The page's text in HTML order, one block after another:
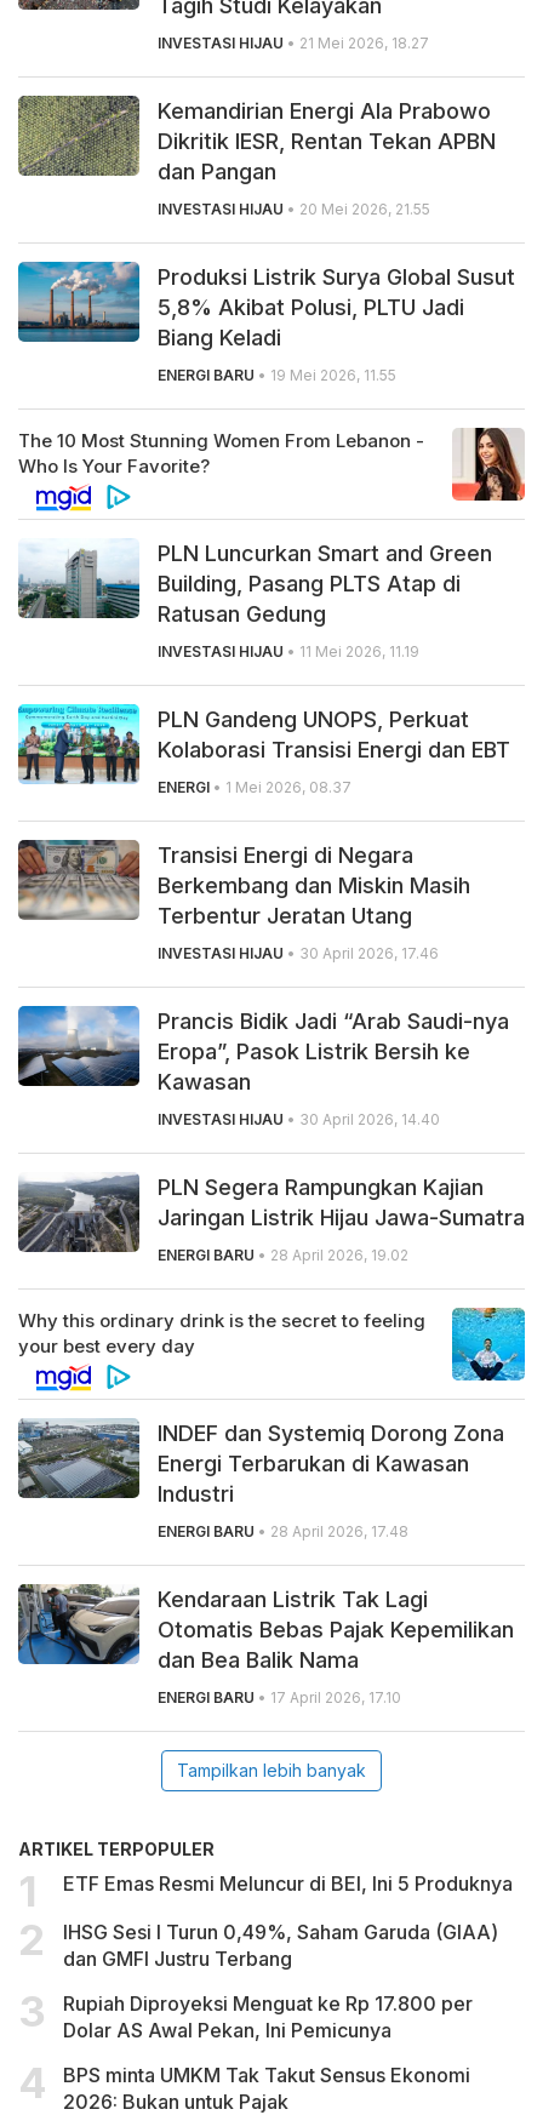
Tagih Studi Kelayakan
INVESTASI HIJAU • 21 Mei 2026, 18.27
Kemandirian Energi Ala Prabowo
Dikritik IESR, Rentan Tekan APBN
dan Pangan
INVESTASI HIJAU • 20 Mei 2026, 21.55
Produksi Listrik Surya Global Susut
5,8% Akibat Polusi, PLTU Jadi
Biang Keladi
ENERGI BARU • 19 Mei 2026, 11.55
PLN Luncurkan Smart and Green
Building, Pasang PLTS Atap di
Ratusan Gedung
INVESTASI HIJAU • 11 Mei 2026, 11.19
PLN Gandeng UNOPS, Perkuat
Kolaborasi Transisi Energi dan EBT
ENERGI • 1 Mei 2026, 08.37
Transisi Energi di Negara
Berkembang dan Miskin Masih
Terbentur Jeratan Utang
INVESTASI HIJAU • 30 April 2026, 17.46
Prancis Bidik Jadi “Arab Saudi-nya
Eropa”, Pasok Listrik Bersih ke
Kawasan
INVESTASI HIJAU • 30 April 2026, 14.40
PLN Segera Rampungkan Kajian
Jaringan Listrik Hijau Jawa-Sumatra
ENERGI BARU • 28 April 2026, 19.02
INDEF dan Systemiq Dorong Zona
Energi Terbarukan di Kawasan
Industri
ENERGI BARU • 28 April 2026, 17.48
Kendaraan Listrik Tak Lagi
Otomatis Bebas Pajak Kepemilikan
dan Bea Balik Nama
ENERGI BARU • 17 April 2026, 17.10
Tampilkan lebih banyak
ARTIKEL TERPOPULER
ETF Emas Resmi Meluncur di BEI, Ini 5 Produknya
IHSG Sesi I Turun 0,49%, Saham Garuda (GIAA)
dan GMFI Justru Terbang
Rupiah Diproyeksi Menguat ke Rp 17.800 per
Dolar AS Awal Pekan, Ini Pemicunya
BPS minta UMKM Tak Takut Sensus Ekonomi
2026: Bukan untuk Pajak